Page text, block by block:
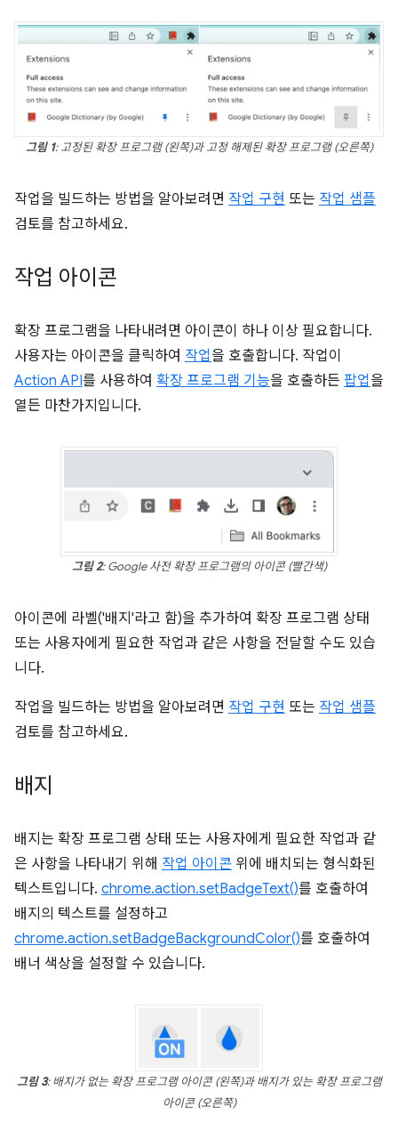
그림 1: 고정된 확장 프로그램 (왼쪽)과 고정 해제된 확장 프로그램 (오른쪽)
작업을 빌드하는 방법을 알아보려면 작업 구현 또는 작업 샘플
검토를 참고하세요.
작업 아이콘
확장 프로그램을 나타내려면 아이콘이 하나 이상 필요합니다.
사용자는 아이콘을 클릭하여 작업을 호출합니다. 작업이
Action API를 사용하여 확장 프로그램 기능을 호출하든 팝업을
열든 마찬가지입니다.
그림 2: Google 사전 확장 프로그램의 아이콘 (빨간색)
아이콘에 라벨('배지'라고 함)을 추가하여 확장 프로그램 상태
또는 사용자에게 필요한 작업과 같은 사항을 전달할 수도 있습
니다.
작업을 빌드하는 방법을 알아보려면 작업 구현 또는 작업 샘플
검토를 참고하세요.
배지
배지는 확장 프로그램 상태 또는 사용자에게 필요한 작업과 같
은 사항을 나타내기 위해 작업 아이콘 위에 배치되는 형식화된
텍스트입니다. chrome.action.setBadgeText()를 호출하여
배지의 텍스트를 설정하고
chrome.action.setBadgeBackgroundColor()를 호출하여
배너 색상을 설정할 수 있습니다.
그림 3: 배지가 없는 확장 프로그램 아이콘 (왼쪽)과 배지가 있는 확장 프로그램
아이콘 (오른쪽)